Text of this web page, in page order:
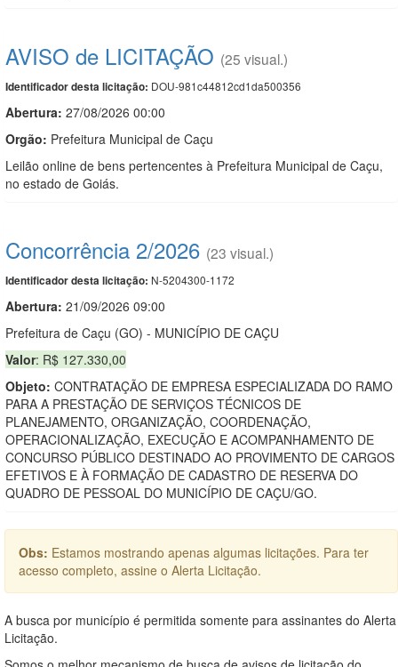
AVISO de LICITAÇÃO (25 visual.)
Identificador desta licitação: DOU-981c44812cd1da500356
Abertura: 27/08/2026 00:00
Orgão: Prefeitura Municipal de Caçu
Leilão online de bens pertencentes à Prefeitura Municipal de Caçu,
no estado de Goiás.
Concorrência 2/2026 (23 visual.)
Identificador desta licitação: N-5204300-1172
Abertura: 21/09/2026 09:00
Prefeitura de Caçu (GO) - MUNICÍPIO DE CAÇU
Valor: R$ 127.330,00
Objeto: CONTRATAÇÃO DE EMPRESA ESPECIALIZADA DO RAMO
PARA A PRESTAÇÃO DE SERVIÇOS TÉCNICOS DE
PLANEJAMENTO, ORGANIZAÇÃO, COORDENAÇÃO,
OPERACIONALIZAÇÃO, EXECUÇÃO E ACOMPANHAMENTO DE
CONCURSO PÚBLICO DESTINADO AO PROVIMENTO DE CARGOS
EFETIVOS E À FORMAÇÃO DE CADASTRO DE RESERVA DO
QUADRO DE PESSOAL DO MUNICÍPIO DE CAÇU/GO.
Obs: Estamos mostrando apenas algumas licitações. Para ter
acesso completo, assine o Alerta Licitação.
A busca por município é permitida somente para assinantes do Alerta
Licitação.